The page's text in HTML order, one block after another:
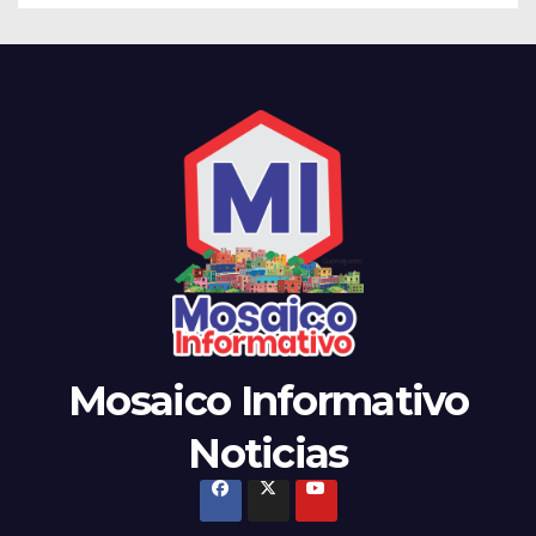
Mosaico Informativo
Noticias